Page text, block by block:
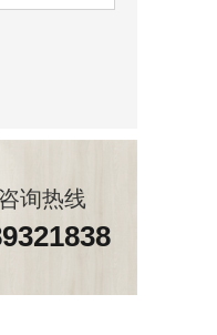
咨询热线